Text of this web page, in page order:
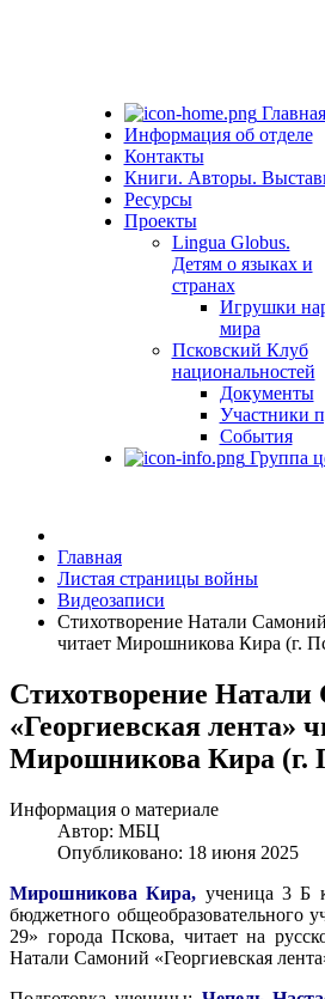
Главная
Информация об отделе
Контакты
Книги. Авторы.
Ресурсы
Проекты
Lingua Globus.
Детям о языках и
странах
Игрушки
мира
Псковский Клуб
национальностей
Документы
Участники
События
Группа
Главная
Листая страницы войны
Видеозаписи
Стихотворение Натали Самоний
читает Мирошникова Кира (г.
Стихотворение
«Георгиевская лента»
Мирошникова Кира (г.
Информация о материале
Автор: МБЦ
Опубликовано: 18 июня 2025
Мирошникова Кира, ученица 3 Б
бюджетного общеобразовательного
29» города Пскова, читает на
Натали Самоний «Георгиевская